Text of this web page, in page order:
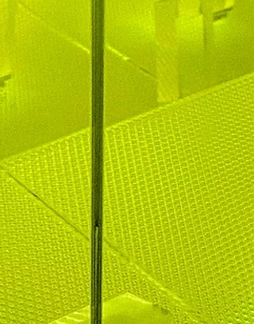
§ 1
Respekt und
Fairness
Wir begegnen einander wertschätzend,
tolerant und offen.
Unterschiedliche Meinungen akzeptieren wir
und diskutieren sachlich.
Konflikte klären wir konstruktiv und im
direkten Gespräch.
Wir lehnen jede Form von Diskriminierung,
Ausgrenzung und Benachteiligung ab.
Wir pflegen eine offene Kommunikation und